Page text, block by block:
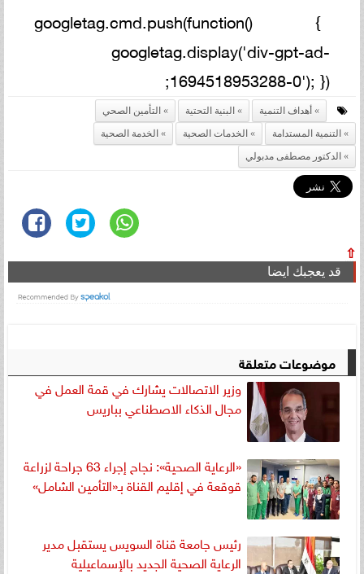
googletag.cmd.push(function() {
googletag.display('div-gpt-ad-
1694518953288-0'); });
أهداف التنمية البنية التحتية
التأمين الصحي
التنمية المستدامة
الخدمات الصحية
الخدمة الصحية
الدكتور مصطفى مدبولي
⇧
قد يعجبك ايضا
موضوعات متعلقة
وزير الاتصالات يشارك في قمة العمل في
مجال الذكاء الاصطناعي بباريس
«الرعاية الصحية»: نجاح إجراء 63 جراحة لزراعة
قوقعة في إقليم القناة بـ«التأمين الشامل»
رئيس جامعة قناة السويس يستقبل مدير
الرعاية الصحية الجديد بالإسماعيلية